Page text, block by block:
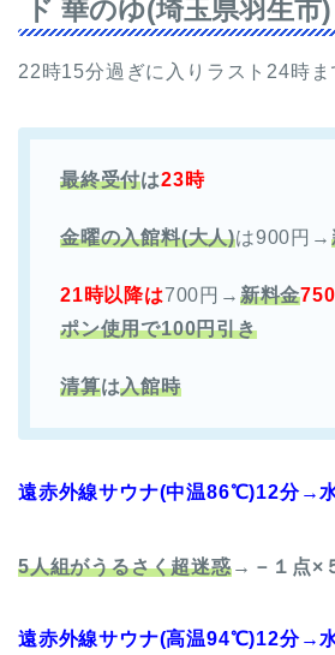
ド 華のゆ(埼玉県羽生市)
22時15分過ぎに入りラスト24時ま
最終受付は23時
金曜の入館料(大人)は900円→
21時以降は700円→ 新料金
ポン使用で100円引き
清算は入館時
遠赤外線サウナ(中温86℃)12分→
5人組がうるさく超迷惑→ －１点×
遠赤外線サウナ(高温94℃)12分→